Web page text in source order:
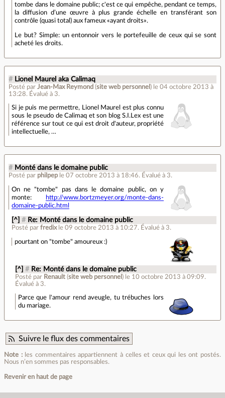
tombe dans le domaine public; c'est ce qui empêche, pendant ce temps,
la diffusion d’une œuvre à plus grande échelle en transférant son
contrôle (quasi total) aux fameux «ayant droits».
Le but? Simple: un entonnoir vers le portefeuille de ceux qui se sont
acheté les droits.
# Lionel Maurel aka Calimaq
Posté par Jean-Max Reymond (site web personnel ) le 04 octobre 2013 à
13:28. Évalué à 3.
Si je puis me permettre, Lionel Maurel est plus connu
sous le pseudo de Calimaq et son blog S.I.Lex est une
référence sur tout ce qui est droit d'auteur, propriété
intellectuelle, …
# Monté dans le domaine public
Posté par philpep le 07 octobre 2013 à 18:46. Évalué à 3.
On ne "tombe" pas dans le domaine public, on y
monte:
http://www.bortzmeyer.org/monte-dans-
domaine-public.html
[^] # Re: Monté dans le domaine public
Posté parfredix le 09 octobre 2013 à 10:27. Évalué à 3.
pourtant on "tombe" amoureux :)
[^] # Re: Monté dans le domaine public
Posté par Renault(site web personnel ) le 10 octobre 2013 à 09:09.
Évalué à 3.
Parce que l'amour rend aveugle, tu trébuches lors
du mariage.
Suivre le flux des commentaires
Note :les commentaires appartiennent à celles et ceux qui les ont postés.
Nous n’en sommes pas responsables.
Revenir en haut de page